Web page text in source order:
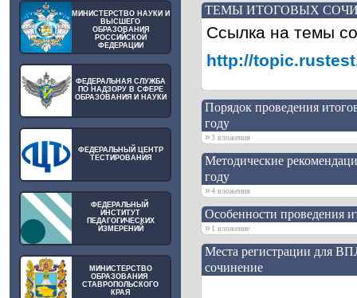
МИНИСТЕРСТВО НАУКИ И
ВЫСШЕГО
ОБРАЗОВАНИЯ
РОССИЙСКОЙ
ФЕДЕРАЦИИ
ФЕДЕРАЛЬНАЯ СЛУЖБА
ПО НАДЗОРУ В СФЕРЕ
ОБРАЗОВАНИЯ И НАУКИ
ФЕДЕРАЛЬНЫЙ ЦЕНТР
ТЕСТИРОВАНИЯ
ФЕДЕРАЛЬНЫЙ
ИНСТИТУТ
ПЕДАГОГИЧЕСКИХ
ИЗМЕРЕНИЙ
МИНИСТЕРСТВО
ОБРАЗОВАНИЯ
СТАВРОПОЛЬСКОГО
КРАЯ
ТЕМЫ ИТОГОВЫХ
Ссылка на темы
http://
Порядок проведения
году
»3 вложения
Методические
году
»4 вложения
Особенности проведения
»1 вложение
Места регистрации для
сочинение